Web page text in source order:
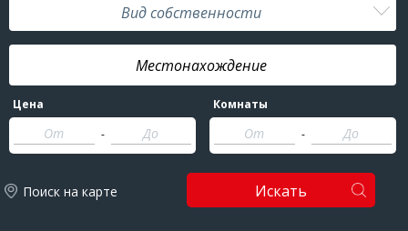
Вид собственности
Цена
-
Комнаты
-
Поиск на карте Искать